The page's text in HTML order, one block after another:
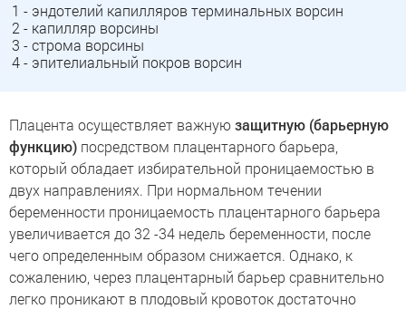
1 - эндотелий капилляров терминальных ворсин
2 - капилляр ворсины
3 - строма ворсины
4 - эпителиальный покров ворсин
Плацента осуществляет важнуюзащитную (барьерную
функцию) посредством плацентарного барьера,
который обладает избирательной проницаемостью в
двух направлениях. При нормальном течении
беременности проницаемость плацентарного барьера
увеличивается до 32 -34 недель беременности, после
чего определенным образом снижается. Однако, к
сожалению, через плацентарный барьер сравнительно
легко проникают в плодовый кровоток достаточно